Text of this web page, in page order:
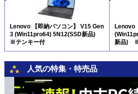
Lenovo 【即納パソコン】 V15 Gen
3 (Win11pro64) 5N12(SSD新品)
※テンキー付
Lenovo
新品) ※
人気の特集・特売品